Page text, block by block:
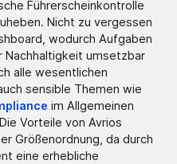
Führerscheinkontrolle
Nicht zu vergessen
wodurch Aufgaben
Nachhaltigkeit umsetzbar
alle wesentlichen
sensible Themen wie
im Allgemeinen
Vorteile von Avrios
Größenordnung, da durch
eine erhebliche